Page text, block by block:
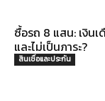
ซื้อรถ 8 แสน: เงินเ
และไม่เป็นภาระ?
สินเชื่อและประกัน